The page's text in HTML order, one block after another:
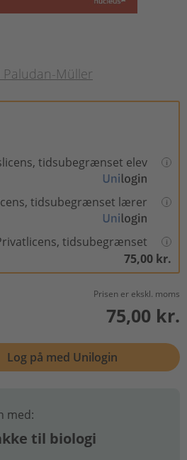
Paludan-Müller
tidsubegrænset elev
tidsubegrænset lærer
tidsubegrænset
75,00 kr.
Prisen er ekskl. moms
75,00 kr.
Log på med Unilogin
med:
til biologi